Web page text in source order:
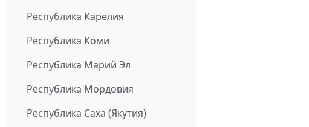
Республика Карелия
Республика Коми
Республика Марий Эл
Республика Мордовия
Республика Саха (Якутия)